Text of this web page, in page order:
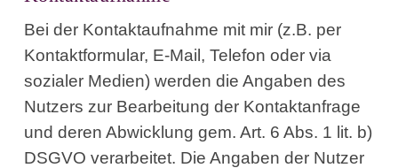
Bei der Kontaktaufnahme mit mir (z.B. per
Kontaktformular, E-Mail, Telefon oder via
sozialer Medien) werden die Angaben des
Nutzers zur Bearbeitung der Kontaktanfrage
und deren Abwicklung gem. Art. 6 Abs. 1 lit. b)
DSGVO verarbeitet. Die Angaben der Nutzer